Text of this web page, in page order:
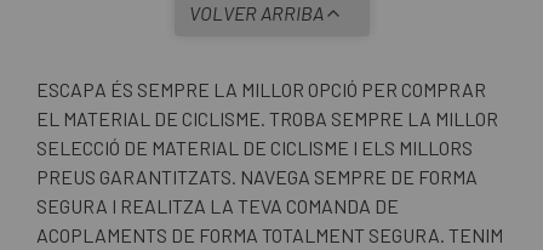
VOLVER ARRIBA
ESCAPA ÉS SEMPRE LA MILLOR OPCIÓ PER COMPRAR
EL MATERIAL DE CICLISME. TROBA SEMPRE LA MILLOR
SELECCIÓ DE MATERIAL DE CICLISME I ELS MILLORS
PREUS GARANTITZATS. NAVEGA SEMPRE DE FORMA
SEGURA I REALITZA LA TEVA COMANDA DE
ACOPLAMENTS DE FORMA TOTALMENT SEGURA. TENIM